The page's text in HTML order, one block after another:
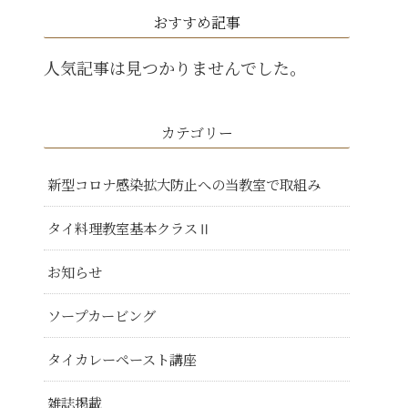
おすすめ記事
人気記事は見つかりませんでした。
カテゴリー
新型コロナ感染拡大防止への当教室で取組み
タイ料理教室基本クラスⅡ
お知らせ
ソープカービング
タイカレーペースト講座
雑誌掲載